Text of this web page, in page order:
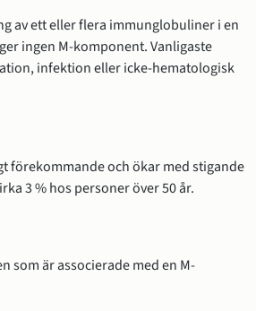
av ett eller flera immunglobuliner i en
ingen M-komponent. Vanligaste
infektion eller icke-hematologisk
förekommande och ökar med stigande
3 % hos personer över 50 år.
som är associerade med en M-